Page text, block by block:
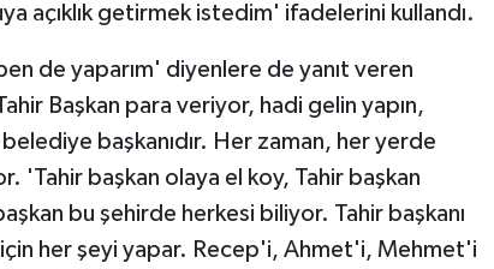
açıklık getirmek istedim' ifadelerini kullandı.
de yaparım' diyenlere de yanıt veren
Başkan para veriyor, hadi gelin yapın,
başkanıdır. Her zaman, her yerde
'Tahir başkan olaya el koy, Tahir başkan
bu şehirde herkesi biliyor. Tahir başkanı
her şeyi yapar. Recep'i, Ahmet'i, Mehmet'i